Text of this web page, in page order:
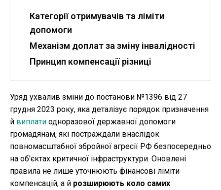
Категорії отримувачів та ліміти
допомоги
Механізм доплат за зміну інвалідності
Принцип компенсації різниці
Уряд ухвалив зміни до постанови №1396 від 27
грудня 2023 року, яка деталізує порядок призначення
й виплати одноразової державної допомоги
громадянам, які постраждали внаслідок
повномасштабної збройної агресії РФ безпосередньо
на об'єктах критичної інфраструктури. Оновлені
правила не лише уточнюють фінансові ліміти
компенсацій, а й розширюють коло самих